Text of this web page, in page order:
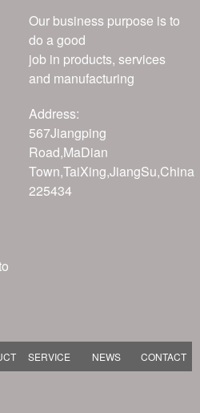
Our business purpose is to
do a good
job in products, services
and manufacturing
Address:
567Jiangping
Road,MaDian
Town,TaiXing,JiangSu,China
225434
SERVICE NEWS CONTACT